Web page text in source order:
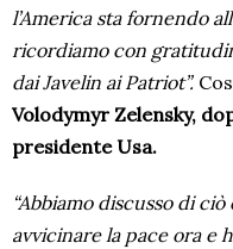
l’America sta fornendo
ricordiamo con
dai Javelin ai Patriot”.
Volodymyr Zelensky,
presidente Usa.
“Abbiamo discusso di
avvicinare la pace ora e